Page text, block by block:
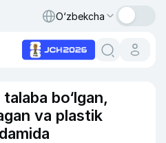
O‘zbekcha
bo‘lgan,
va plastik